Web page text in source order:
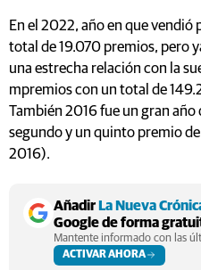
En el 2022, año en que vendió
total de 19.070 premios, pero
una estrecha relación con la
mpremios con un total de
También 2016 fue un gran
segundo y un quinto premio
2016).
AñadirLa Nueva
Google de forma
Mantente informado con las
ACTIVAR AHORA